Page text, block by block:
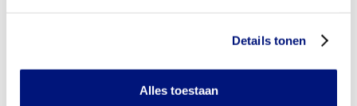
Details tonen
Alles toestaan
Heb ik voor de vergoeding van mijn osseointegratie